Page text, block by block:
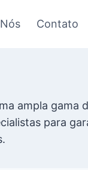
Contato
ampla gama
para